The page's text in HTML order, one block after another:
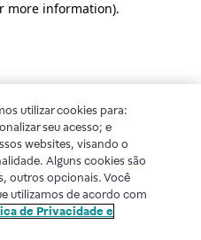
more information).
utilizar cookies para:
seu acesso; e
websites, visando o
Alguns cookies são
outros opcionais. Você
utilizamos de acordo com
de Privacidade e